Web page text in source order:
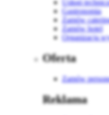
Usługi
Gastronomia
Zamów
Zamów hotel
Organizacja
Oferta
Zamów
Reklama